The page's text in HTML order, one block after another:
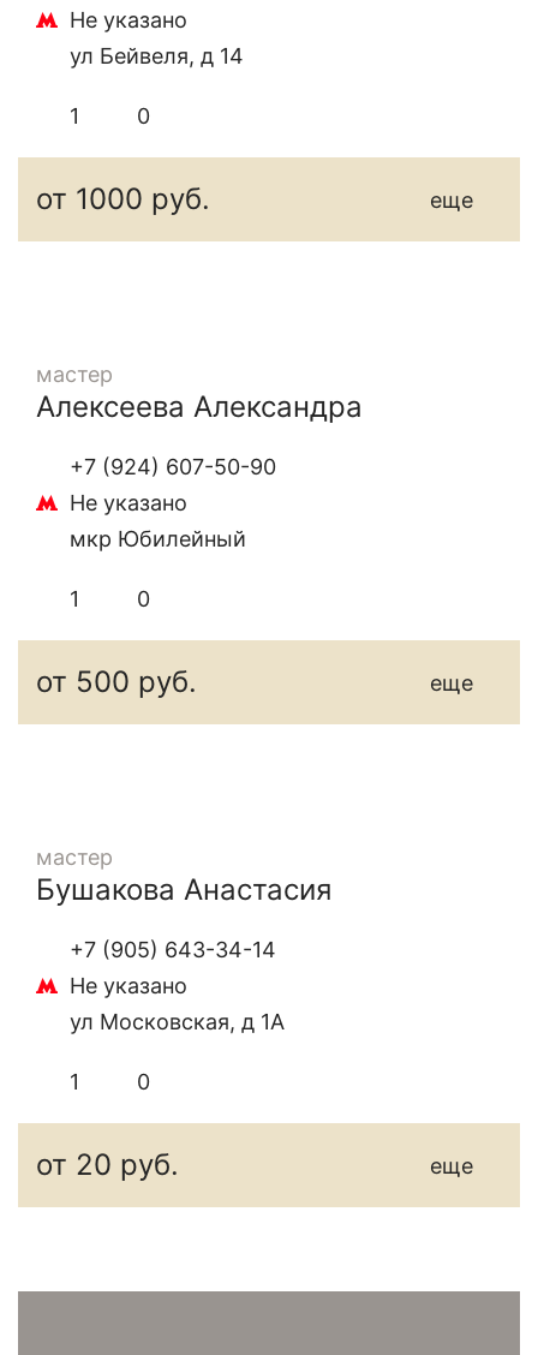
Не указано
ул Бейвеля, д 14
1 0
от 1000 руб. еще
мастер
Алексеева Александра
+7 (924) 607-50-90
Не указано
мкр Юбилейный
1 0
от 500 руб. еще
мастер
Бушакова Анастасия
+7 (905) 643-34-14
Не указано
ул Московская, д 1А
1 0
от 20 руб. еще